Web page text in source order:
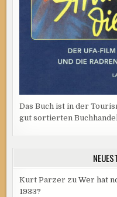
Das Buch ist in der
gut sortierten
Kurt Parzer zuWer hat
1933?